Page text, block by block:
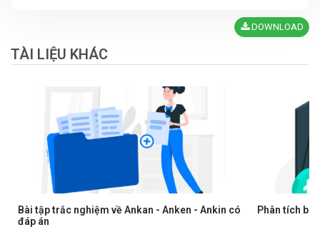
DOWNLOAD
TÀI LIỆU KHÁC
Bài tập trắc nghiệm về Ankan - Anken - Ankin có
đáp án
Phân tích